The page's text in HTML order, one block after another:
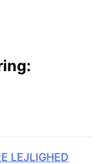
LEJLIGHED